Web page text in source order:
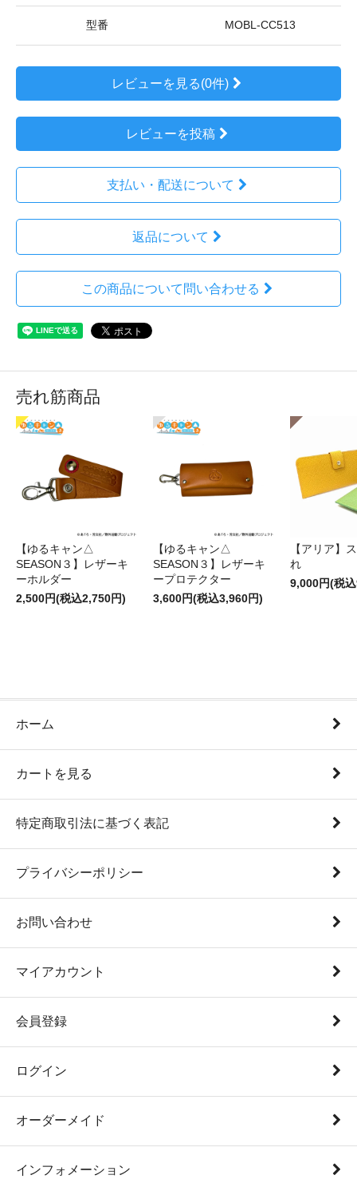
型番 MOBL-CC513
レビューを見る(0件)
レビューを投稿
支払い・配送について
返品について
この商品について問い合わせる
売れ筋商品
【ゆるキャン△
SEASON３】レザーキ
ーホルダー
2,500円(税込2,750円)
【ゆるキャン△
SEASON３】レザーキ
ープロテクター
3,600円(税込3,960円)
【アリア】
れ
9,000円(税
ホーム
カートを見る
特定商取引法に基づく表記
プライバシーポリシー
お問い合わせ
マイアカウント
会員登録
ログイン
オーダーメイド
インフォメーション